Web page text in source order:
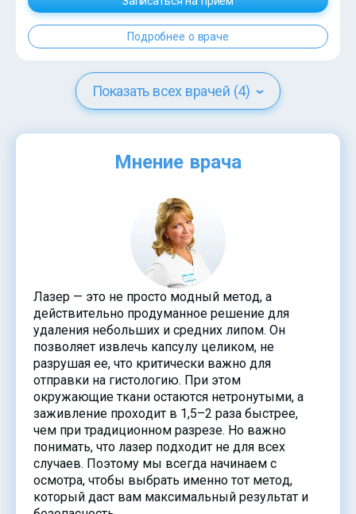
Подробнее о враче
Показать всех врачей (4)
Мнение врача
Лазер — это не просто модный метод, а
действительно продуманное решение для
удаления небольших и средних липом. Он
позволяет извлечь капсулу целиком, не
разрушая ее, что критически важно для
отправки на гистологию. При этом
окружающие ткани остаются нетронутыми, а
заживление проходит в 1,5–2 раза быстрее,
чем при традиционном разрезе. Но важно
понимать, что лазер подходит не для всех
случаев. Поэтому мы всегда начинаем с
осмотра, чтобы выбрать именно тот метод,
который даст вам максимальный результат и